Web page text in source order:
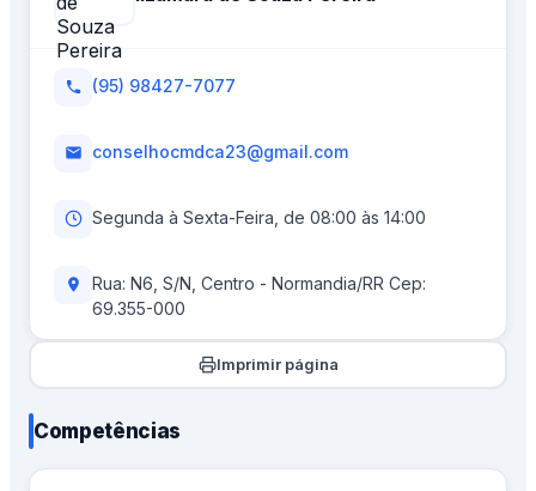
(95) 98427-7077
conselhocmdca23@gmail.com
Segunda à Sexta-Feira, de 08:00 às 14:00
Rua: N6, S/N, Centro - Normandia/RR Cep:
69.355-000
Imprimir página
Competências